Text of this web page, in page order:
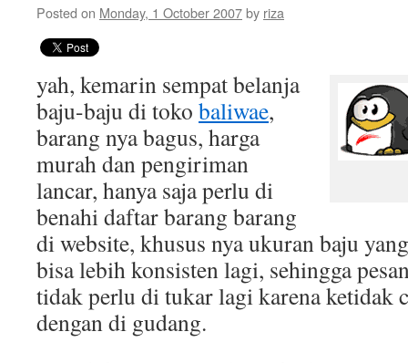
Posted on Monday, 1 October 2007by riza
yah, kemarin sempat belanja
baju-baju di toko baliwae,
barang nya bagus, harga
murah dan pengiriman
lancar, hanya saja perlu di
benahi daftar barang barang
di website, khusus nya ukuran baju
bisa lebih konsisten lagi, sehingga
tidak perlu di tukar lagi karena ketidak
dengan di gudang.